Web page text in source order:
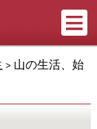
> 山の生活、始